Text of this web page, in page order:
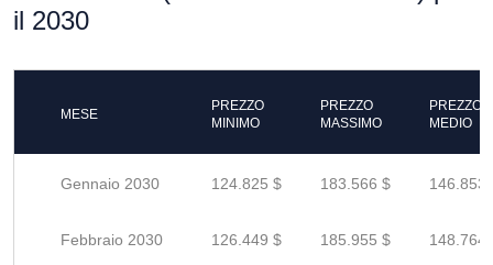
il 2030
MESE
PREZZO
MINIMO
PREZZO
MASSIMO
PREZZO
MEDIO
Gennaio 2030 124.825 $ 183.566 $ 146.853
Febbraio 2030 126.449 $ 185.955 $ 148.764